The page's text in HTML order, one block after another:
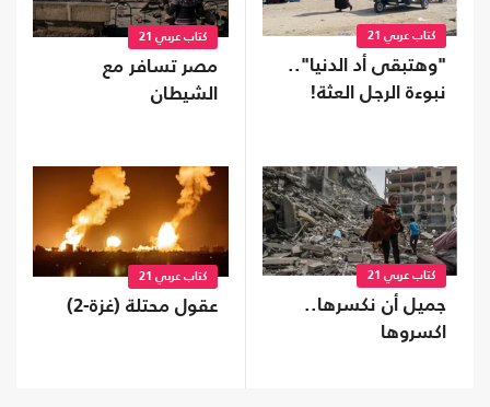
كتاب عربي 21
"وهتبقى أد الدنيا"..
نبوءة الرجل العثة!
كتاب عربي 21
مصر تسافر مع
الشيطان
كتاب عربي 21
جميل أن نكسرها..
اكسروها
كتاب عربي 21
عقول محتلة (غزة-2)